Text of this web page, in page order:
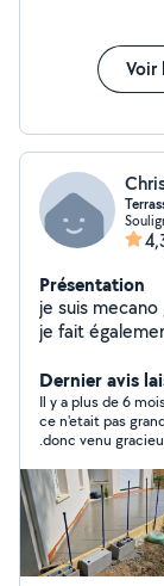
Voir
Présentation
je suis mecano , chauffeur de camion mais aussi de
je fait
Dernier avis
Il y a plus de 6
ce n'etait pas
.donc venu gracieusement. personne de bons conseils et tres